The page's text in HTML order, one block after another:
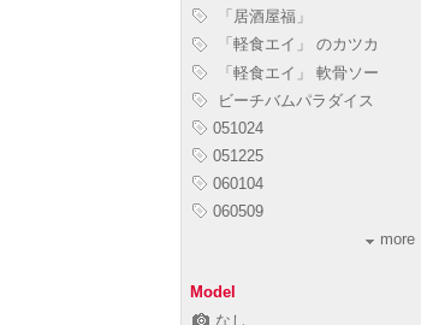
「居酒屋福」
「軽食エイ」 のカツカ
「軽食エイ」 軟骨ソー
ビーチバムパラダイス
051024
051225
060104
060509
more
Model
なし